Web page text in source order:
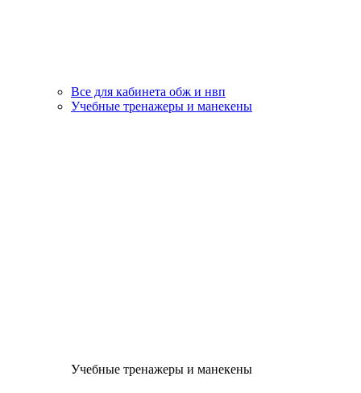
Все для кабинета обж и нвп
Учебные тренажеры и манекены
Учебные тренажеры и манекены